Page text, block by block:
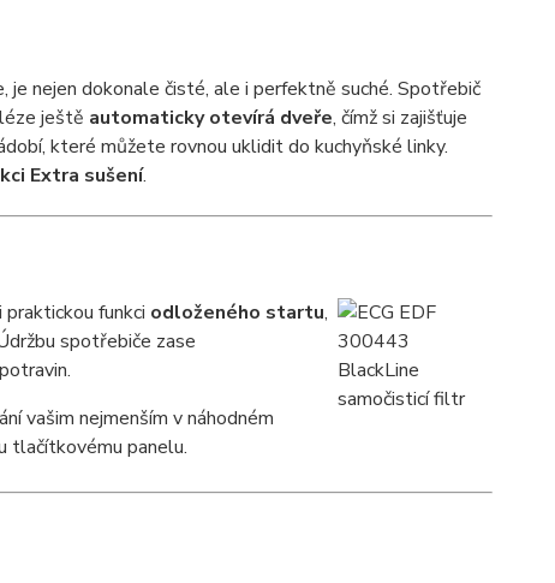
nejen dokonale čisté, ale i perfektně suché. Spotřebič
ještě automaticky otevírá dveře, čímž si zajišťuje
které můžete rovnou uklidit do kuchyňské linky.
Extra sušení.
funkci odloženého startu,
spotřebiče zase
vašim nejmenším v náhodném
tlačítkovému panelu.